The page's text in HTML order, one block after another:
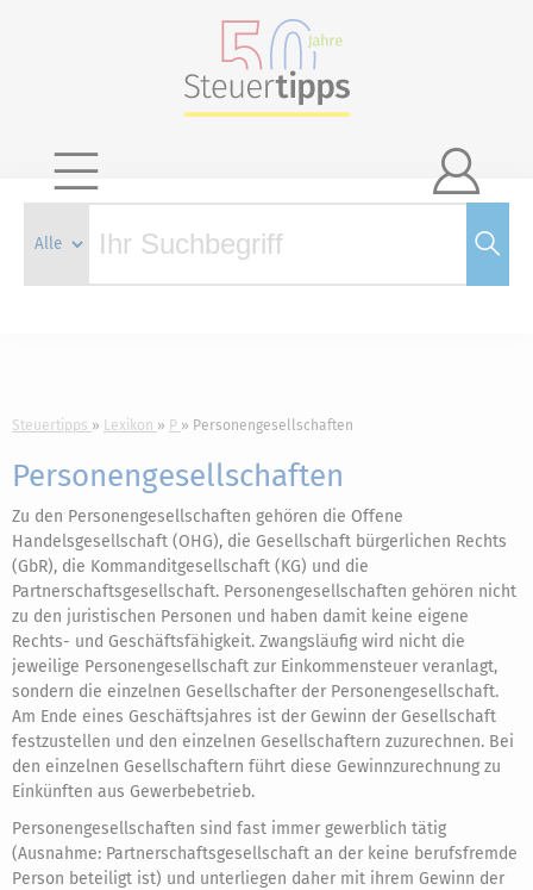

Steuertipps Lexikon P Personengesellschaften
Personengesellschaften
Zu den Personengesellschaften gehören die Offene
Handelsgesellschaft (OHG), die Gesellschaft bürgerlichen Rechts
(GbR), die Kommanditgesellschaft (KG) und die
Partnerschaftsgesellschaft. Personengesellschaften gehören nicht
zu den juristischen Personen und haben damit keine eigene
Rechts- und Geschäftsfähigkeit. Zwangsläufig wird nicht die
jeweilige Personengesellschaft zur Einkommensteuer veranlagt,
sondern die einzelnen Gesellschafter der Personengesellschaft.
Am Ende eines Geschäftsjahres ist der Gewinn der Gesellschaft
festzustellen und den einzelnen Gesellschaftern zuzurechnen. Bei
den einzelnen Gesellschaftern führt diese Gewinnzurechnung zu
Einkünften aus Gewerbebetrieb.
Personengesellschaften sind fast immer gewerblich tätig
(Ausnahme: Partnerschaftsgesellschaft an der keine berufsfremde
Person beteiligt ist) und unterliegen daher mit ihrem Gewinn der